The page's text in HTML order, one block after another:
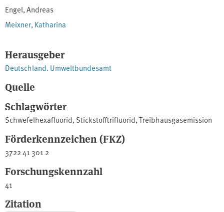
Engel, Andreas
Meixner, Katharina
Herausgeber
Deutschland. Umweltbundesamt
Quelle
Schlagwörter
Schwefelhexafluorid,Stickstofftrifluorid,Treibhausgasemission
Förderkennzeichen (FKZ)
3722 41 301 2
Forschungskennzahl
41
Zitation